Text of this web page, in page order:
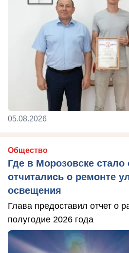
05.08.2026
Общество
Где в Морозовске стало
отчитались о ремонте
освещения
Глава предоставил отчет о
полугодие 2026 года